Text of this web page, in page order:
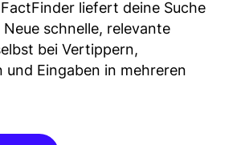
liefert deine Suche
Neue schnelle, relevante
bei Vertippern,
und Eingaben in mehreren